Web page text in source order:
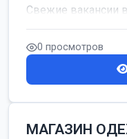
Свежие вакансии в
0 просмотров
МАГАЗИН